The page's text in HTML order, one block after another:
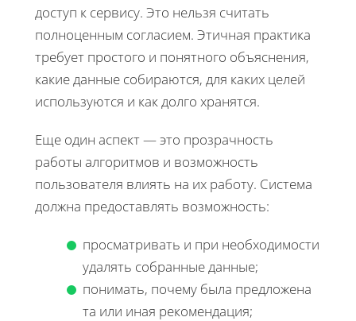
доступ к сервису. Это нельзя считать
полноценным согласием. Этичная практика
требует простого и понятного объяснения,
какие данные собираются, для каких целей
используются и как долго хранятся.
Еще один аспект — это прозрачность
работы алгоритмов и возможность
пользователя влиять на их работу. Система
должна предоставлять возможность:
просматривать и при необходимости
удалять собранные данные;
понимать, почему была предложена
та или иная рекомендация;